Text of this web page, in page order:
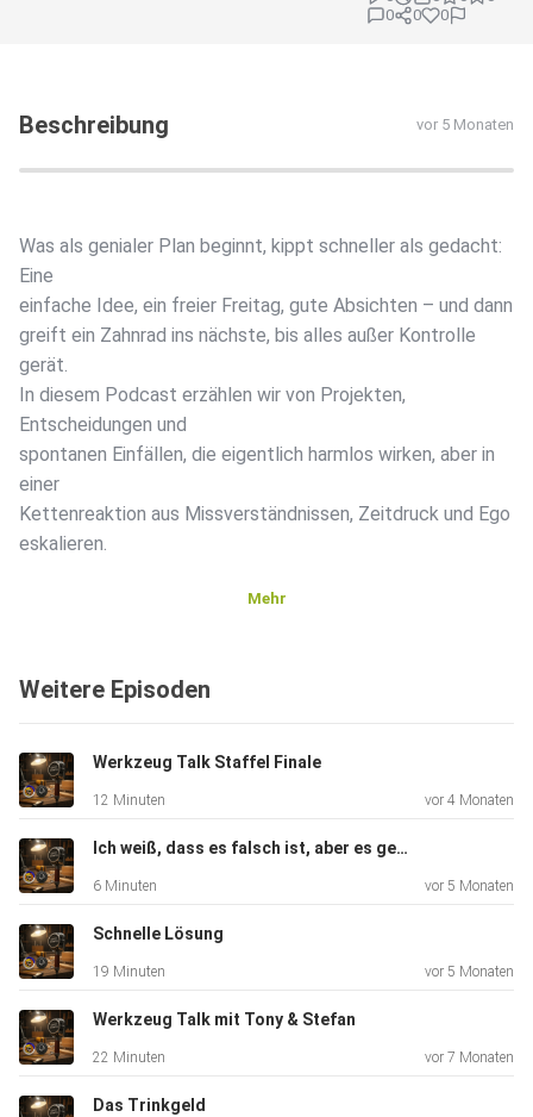
0
0 0
Beschreibung vor 5 Monaten
Was als genialer Plan beginnt, kippt schneller als gedacht:
Eine
einfache Idee, ein freier Freitag, gute Absichten – und dann
greift ein Zahnrad ins nächste, bis alles außer Kontrolle
gerät.
In diesem Podcast erzählen wir von Projekten,
Entscheidungen und
spontanen Einfällen, die eigentlich harmlos wirken, aber in
einer
Kettenreaktion aus Missverständnissen, Zeitdruck und Ego
eskalieren.
Mehr
Weitere Episoden
Werkzeug Talk Staffel Finale
12 Minuten vor 4 Monaten
Ich weiß, dass es falsch ist, aber es geht schneller
6 Minuten vor 5 Monaten
Schnelle Lösung
19 Minuten vor 5 Monaten
Werkzeug Talk mit Tony & Stefan
22 Minuten vor 7 Monaten
Das Trinkgeld